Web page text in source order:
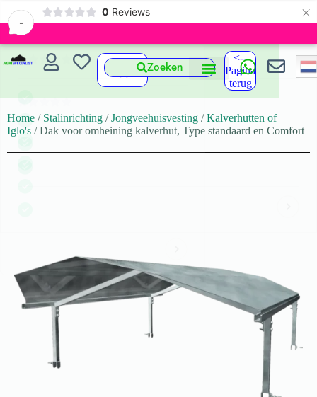
-
0 Reviews ×
Zoeken
<--
Pagina
terug
Home / Stalinrichting / Jongveehuisvesting /Kalverhutten of
Iglo's / Dak voor omheining kalverhut, Type standaard en Comfort